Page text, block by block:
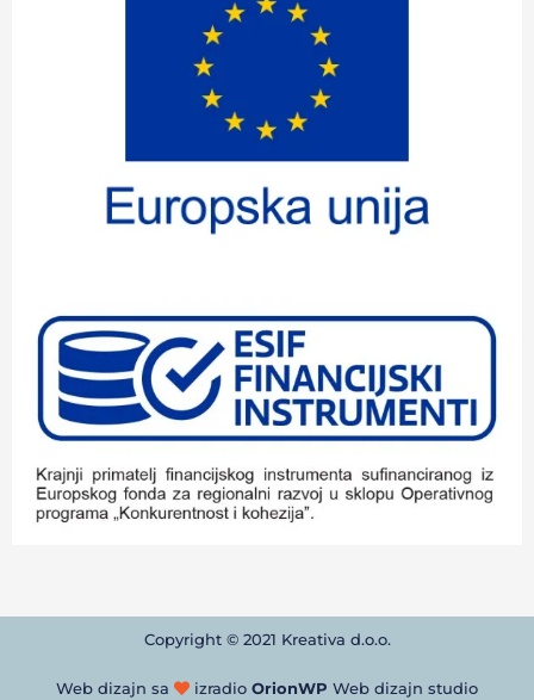
Copyright © 2021 Kreativa d.o.o.
Web dizajn sa izradio OrionWP Web dizajn studio